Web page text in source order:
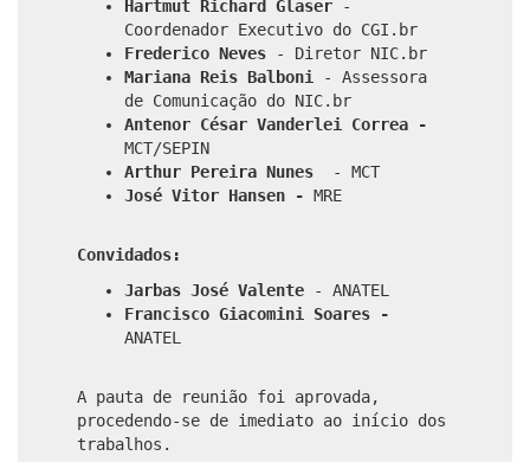
Hartmut Richard Glaser -
Coordenador Executivo do CGI.br
Frederico Neves
- Diretor NIC.br
Mariana Reis Balboni
- Assessora
de Comunicação do NIC.br
Antenor César Vanderlei Correa -
MCT/SEPIN
Arthur Pereira Nunes
- MCT
José Vitor Hansen - MRE
Convidados:
Jarbas José Valente - ANATEL
Francisco Giacomini Soares -
ANATEL
A pauta de reunião foi aprovada,
procedendo-se de imediato ao início dos
trabalhos.